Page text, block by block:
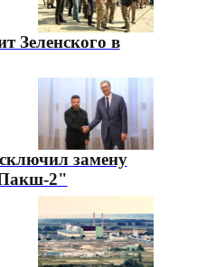
Зеленского в
замену
2"